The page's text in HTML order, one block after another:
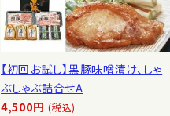
【初回お試し】黒豚味噌漬け、しゃ
ぶしゃぶ詰合せA
4,500円 (税込)